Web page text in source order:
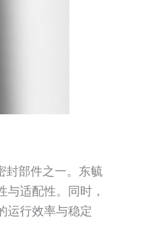
封部件之一。东毓
适配性。同时，
运行效率与稳定